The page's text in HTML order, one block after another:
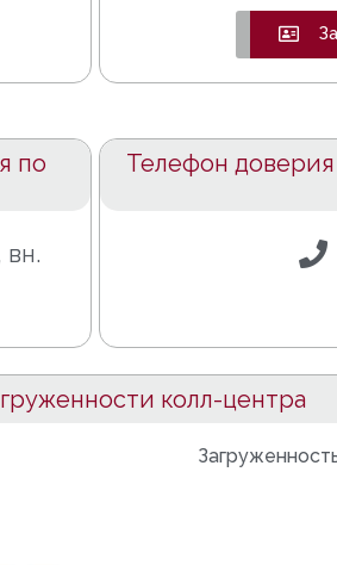
по
вн.
Телефон
колл-центра